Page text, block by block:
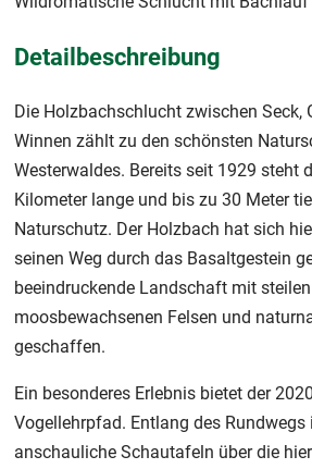
Detailbeschreibung
Die Holzbachschlucht zwischen Seck,
Winnen zählt zu den schönsten
Westerwaldes. Bereits seit 1929 steht
Kilometer lange und bis zu 30 Meter
Naturschutz. Der Holzbach hat sich
seinen Weg durch das Basaltgestein
beeindruckende Landschaft mit
moosbewachsenen Felsen und
geschaffen.
Ein besonderes Erlebnis bietet der
Vogellehrpfad. Entlang des Rundwegs
anschauliche Schautafeln über die